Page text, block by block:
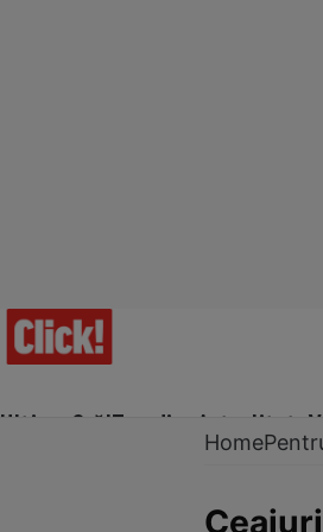
Ultima Oră!Trending Actualitate
Home